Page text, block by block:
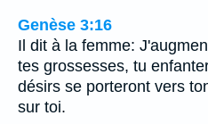
Genèse 3:16
Il dit à la femme:
tes grossesses, tu
désirs se porteront vers
sur toi.